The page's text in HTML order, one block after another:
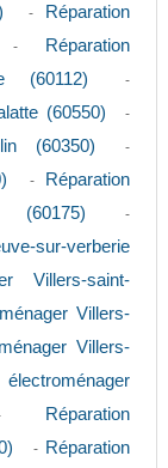
-
Réparation
Réparation
(60112)
-
(60550) -
(60350) -
-
Réparation
(60175)
-
sur-verberie
Villers-saint-
Villers-
Villers-
Réparation
- Réparation